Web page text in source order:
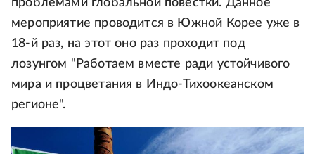
проблемами глобальной повестки. Данное
мероприятие проводится в Южной Корее уже в
18-й раз, на этот оно раз проходит под
лозунгом "Работаем вместе ради устойчивого
мира и процветания в Индо-Тихоокеанском
регионе".